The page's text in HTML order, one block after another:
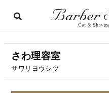
さわ理容室
サワリヨウシツ